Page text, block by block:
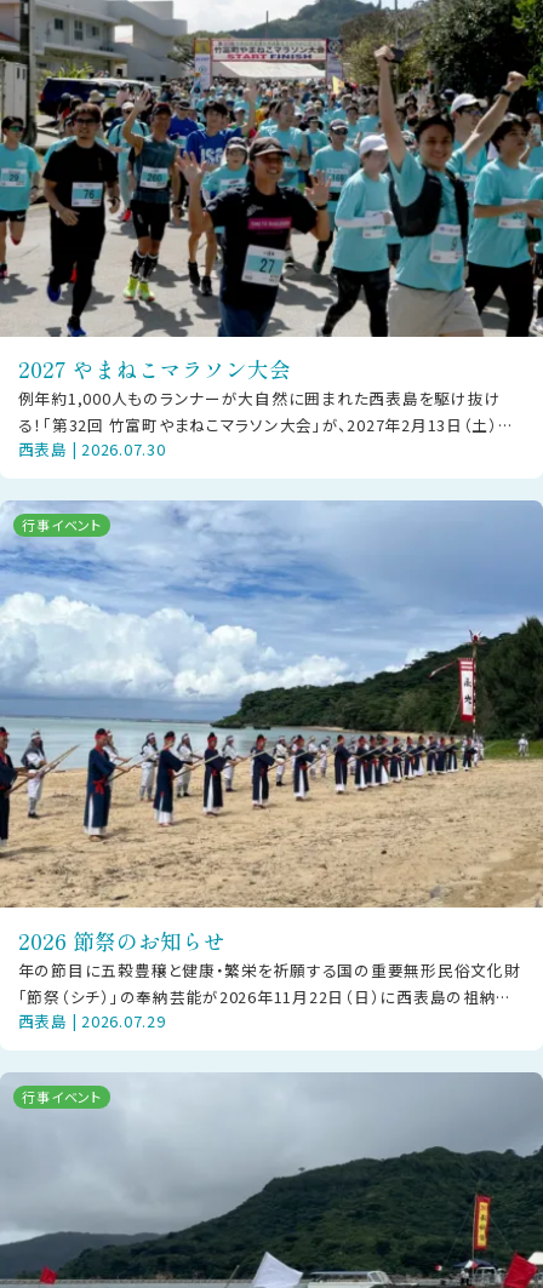
2027 やまねこマラソン大会
例年約1,000人ものランナーが大自然に囲まれた西表島を駆け抜け
る！「第32回 竹富町やまねこマラソン大会」が、2027年2月13日（土）に
西部地区で開催されま
西表島 | 2026.07.30
行事イベント
2026 節祭のお知らせ
年の節目に五穀豊穣と健康・繁栄を祈願する国の重要無形民俗文化財
「節祭（シチ）」の奉納芸能が2026年11月22日（日）に西表島の祖納地
区・干立地区にて披露されま
西表島 | 2026.07.29
行事イベント